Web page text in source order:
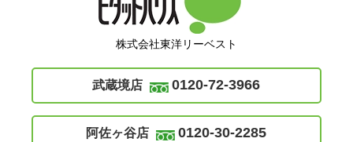
株式会社東洋リーベスト
武蔵境店 0120-72-3966
阿佐ヶ谷店 0120-30-2285